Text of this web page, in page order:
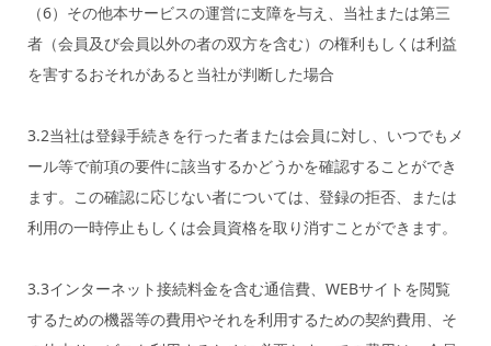
（6）その他本サービスの運営に支障を与え、当社または第三
者（会員及び会員以外の者の双方を含む）の権利もしくは利益
を害するおそれがあると当社が判断した場合
3.2当社は登録手続きを行った者または会員に対し、いつでもメ
ール等で前項の要件に該当するかどうかを確認することができ
ます。この確認に応じない者については、登録の拒否、または
利用の一時停止もしくは会員資格を取り消すことができます。
3.3インターネット接続料金を含む通信費、WEBサイトを閲覧
するための機器等の費用やそれを利用するための契約費用、そ